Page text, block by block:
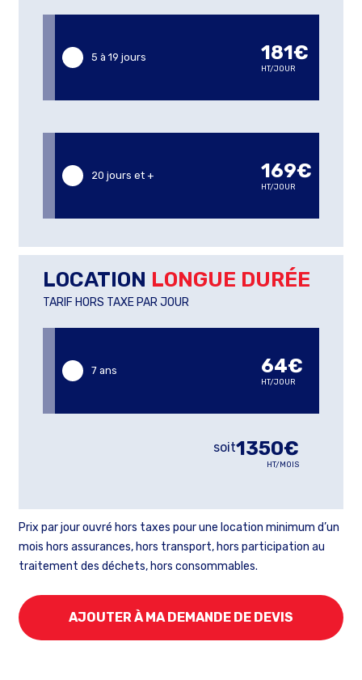
5 à 19 jours 181€
HT/JOUR
20 jours et + 169€
HT/JOUR
LOCATION LONGUE DURÉE
TARIF HORS TAXE PAR JOUR
7 ans 64€
HT/JOUR
soit1350€
HT/MOIS
Prix par jour ouvré hors taxes pour une location minimum d’un
mois hors assurances, hors transport, hors participation au
traitement des déchets, hors consommables.
AJOUTER À MA DEMANDE DE DEVIS